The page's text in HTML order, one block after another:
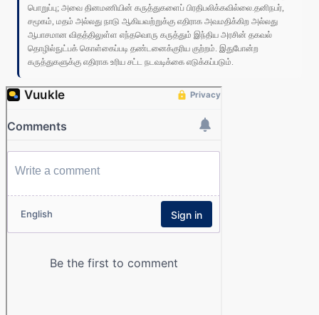
பொறுப்பு; அவை தினமணியின் கருத்துகளைப் பிரதிபலிக்கவில்லை.தனிநபர்,
சமூகம், மதம் அல்லது நாடு ஆகியவற்றுக்கு எதிராக அவமதிக்கிற அல்லது
ஆபாசமான விதத்திலுள்ள எந்தவொரு கருத்தும் இந்திய அரசின் தகவல்
தொழில்நுட்பக் கொள்கைப்படி தண்டனைக்குரிய குற்றம். இதுபோன்ற
கருத்துகளுக்கு எதிராக உரிய சட்ட நடவடிக்கை எடுக்கப்படும்.